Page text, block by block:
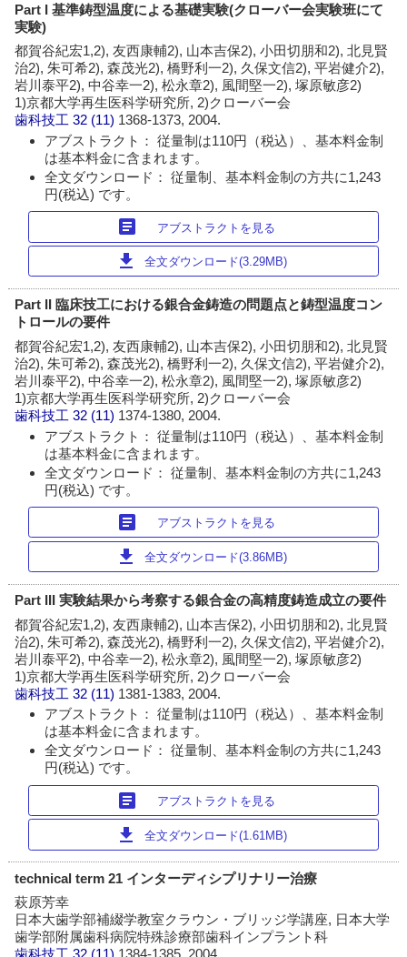
Part I 基準鋳型温度による基礎実験(クローバー会実験班にて
実験)
都賀谷紀宏1,2), 友西康輔2), 山本吉保2), 小田切朋和2), 北見賢
治2), 朱可希2), 森茂光2), 橋野利一2), 久保文信2), 平岩健介2),
岩川泰平2), 中谷幸一2), 松永章2), 風間堅一2), 塚原敏彦2)
1)京都大学再生医科学研究所, 2)クローバー会
歯科技工 32 (11) 1368-1373, 2004.
アブストラクト： 従量制は110円（税込）、基本料金制
は基本料金に含まれます。
全文ダウンロード： 従量制、基本料金制の方共に1,243
円(税込) です。
article アブストラクトを見る
download 全文ダウンロード(3.29MB)
Part II 臨床技工における銀合金鋳造の問題点と鋳型温度コン
トロールの要件
都賀谷紀宏1,2), 友西康輔2), 山本吉保2), 小田切朋和2), 北見賢
治2), 朱可希2), 森茂光2), 橋野利一2), 久保文信2), 平岩健介2),
岩川泰平2), 中谷幸一2), 松永章2), 風間堅一2), 塚原敏彦2)
1)京都大学再生医科学研究所, 2)クローバー会
歯科技工 32 (11) 1374-1380, 2004.
アブストラクト： 従量制は110円（税込）、基本料金制
は基本料金に含まれます。
全文ダウンロード： 従量制、基本料金制の方共に1,243
円(税込) です。
article アブストラクトを見る
download 全文ダウンロード(3.86MB)
Part III 実験結果から考察する銀合金の高精度鋳造成立の要件
都賀谷紀宏1,2), 友西康輔2), 山本吉保2), 小田切朋和2), 北見賢
治2), 朱可希2), 森茂光2), 橋野利一2), 久保文信2), 平岩健介2),
岩川泰平2), 中谷幸一2), 松永章2), 風間堅一2), 塚原敏彦2)
1)京都大学再生医科学研究所, 2)クローバー会
歯科技工 32 (11) 1381-1383, 2004.
アブストラクト： 従量制は110円（税込）、基本料金制
は基本料金に含まれます。
全文ダウンロード： 従量制、基本料金制の方共に1,243
円(税込) です。
article アブストラクトを見る
download 全文ダウンロード(1.61MB)
technical term 21 インターディシプリナリー治療
萩原芳幸
日本大歯学部補綴学教室クラウン・ブリッジ学講座, 日本大学
歯学部附属歯科病院特殊診療部歯科インプラント科